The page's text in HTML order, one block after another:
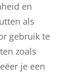
en
als
gebruik te
zoals
je een